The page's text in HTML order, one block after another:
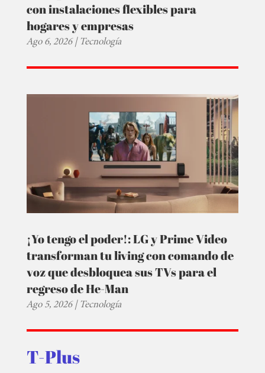
con instalaciones flexibles para
hogares y empresas
Ago 6, 2026|Tecnología
¡Yo tengo el poder!: LG y Prime Video
transforman tu living con comando de
voz que desbloquea sus TVs para el
regreso de He-Man
Ago 5, 2026|Tecnología
T-Plus